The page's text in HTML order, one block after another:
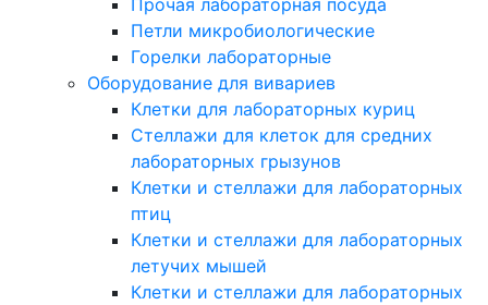
Петли микробиологические
Горелки лабораторные
Оборудование для вивариев
Клетки для лабораторных куриц
Стеллажи для клеток для средних
лабораторных грызунов
Клетки и стеллажи для лабораторных
птиц
Клетки и стеллажи для лабораторных
летучих мышей
Клетки и стеллажи для лабораторных